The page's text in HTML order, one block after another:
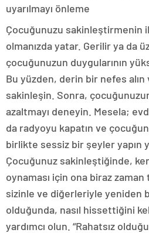
uyarılmayı önleme
Çocuğunuzu sakinleştirmenin
olmanızda yatar. Gerilir ya da
çocuğunuzun duygularının
Bu yüzden, derin bir nefes
sakinleşin. Sonra,
azaltmayı deneyin. Mesela;
da radyoyu kapatın ve
birlikte sessiz bir şeyler yapın
Çocuğunuz sakinleştiğinde,
oynaması için ona biraz zaman
sizinle ve diğerleriyle yeniden
olduğunda, nasıl hissettiğini
yardımcı olun. “Rahatsız